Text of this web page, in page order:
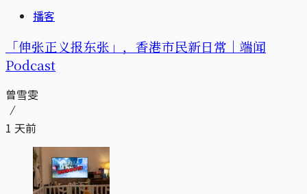
播客
「伸张正义报东张」，香港市民新日常｜端闻
Podcast
曾雪雯
1 天前